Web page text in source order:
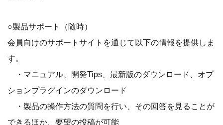
○製品サポート（随時）
会員向けのサポートサイトを通じて以下の情報を提供しま
す。
・マニュアル、開発Tips、最新版のダウンロード、オプ
ションプラグインのダウンロード
・製品の操作方法の質問を行い、その回答を見ることが
できるほか、要望の投稿が可能